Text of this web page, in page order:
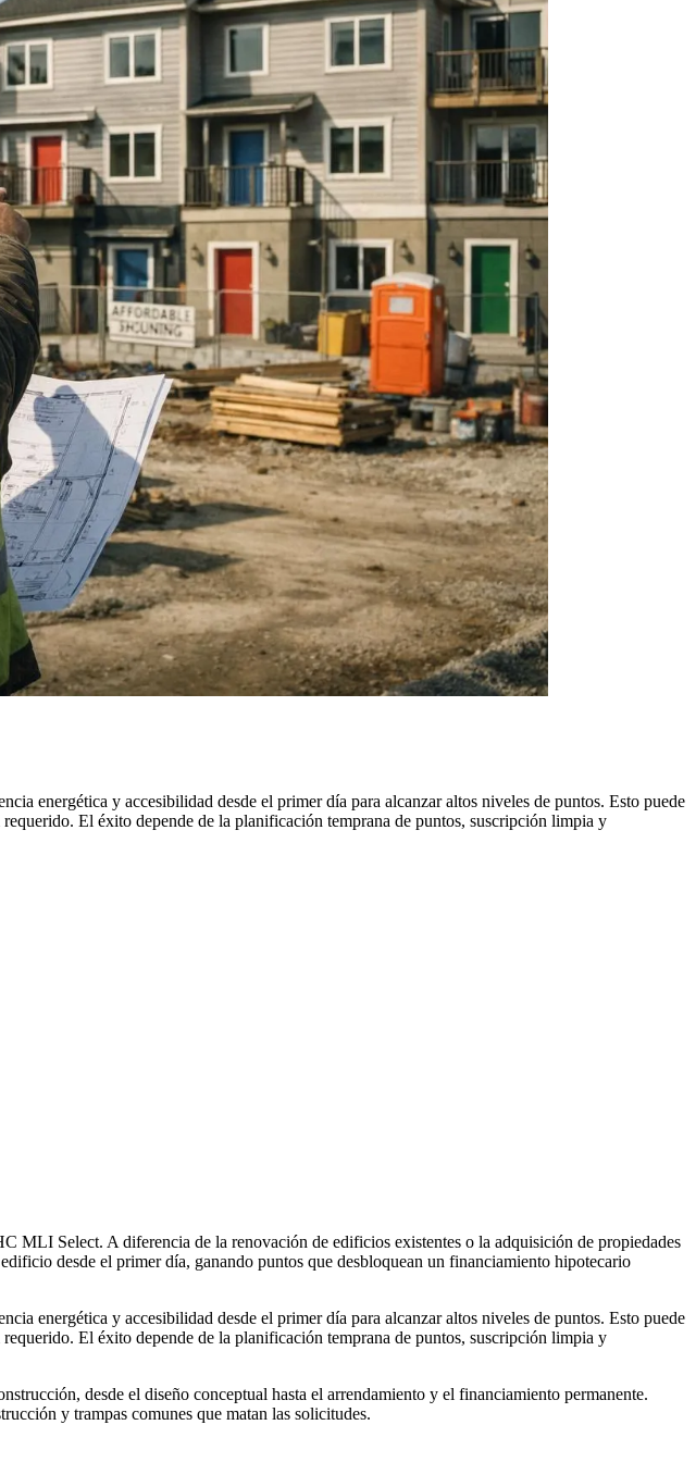
energética y accesibilidad desde el primer día para alcanzar altos niveles de puntos. Esto puede
El éxito depende de la planificación temprana de puntos, suscripción limpia y
MLI Select. A diferencia de la renovación de edificios existentes o la adquisición de propiedades
desde el primer día, ganando puntos que desbloquean un financiamiento hipotecario
energética y accesibilidad desde el primer día para alcanzar altos niveles de puntos. Esto puede
El éxito depende de la planificación temprana de puntos, suscripción limpia y
desde el diseño conceptual hasta el arrendamiento y el financiamiento permanente.
y trampas comunes que matan las solicitudes.